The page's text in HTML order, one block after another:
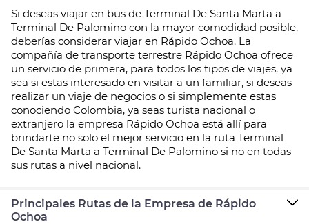
Si deseas viajar en bus de Terminal De Santa Marta a
Terminal De Palomino con la mayor comodidad posible,
deberías considerar viajar en Rápido Ochoa. La
compañía de transporte terrestre Rápido Ochoa ofrece
un servicio de primera, para todos los tipos de viajes, ya
sea si estas interesado en visitar a un familiar, si deseas
realizar un viaje de negocios o si simplemente estas
conociendo Colombia, ya seas turista nacional o
extranjero la empresa Rápido Ochoa está allí para
brindarte no solo el mejor servicio en la ruta Terminal
De Santa Marta a Terminal De Palomino si no en todas
sus rutas a nivel nacional.
Principales Rutas de la Empresa de Rápido
Ochoa